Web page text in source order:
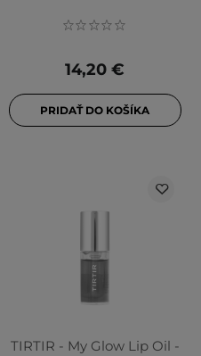
14,20 €
PRIDAŤ DO KOŠÍKA
TIRTIR - My Glow Lip Oil -